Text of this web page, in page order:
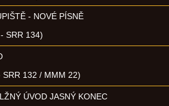
- NOVÉ PÍSNĚ
SRR 134)
132 / MMM 22)
ÚVOD JASNÝ KONEC